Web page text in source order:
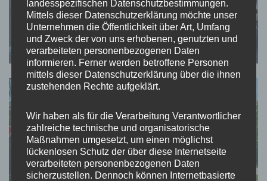
landesspezifischen Datenschutzbestimmungen.
Mittels dieser Datenschutzerklärung möchte unser
Unternehmen die Öffentlichkeit über Art, Umfang
und Zweck der von uns erhobenen, genutzten und
verarbeiteten personenbezogenen Daten
informieren. Ferner werden betroffene Personen
mittels dieser Datenschutzerklärung über die ihnen
zustehenden Rechte aufgeklärt.
Wir haben als für die Verarbeitung Verantwortlicher
zahlreiche technische und organisatorische
Maßnahmen umgesetzt, um einen möglichst
lückenlosen Schutz der über diese Internetseite
verarbeiteten personenbezogenen Daten
sicherzustellen. Dennoch können Internetbasierte